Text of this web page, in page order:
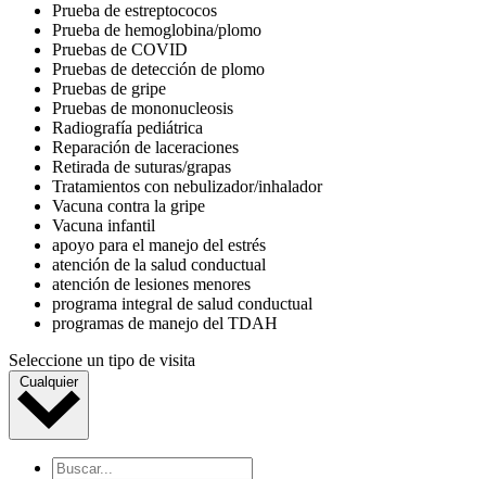
Prueba de estreptococos
Prueba de hemoglobina/plomo
Pruebas de COVID
Pruebas de detección de plomo
Pruebas de gripe
Pruebas de mononucleosis
Radiografía pediátrica
Reparación de laceraciones
Retirada de suturas/grapas
Tratamientos con nebulizador/inhalador
Vacuna contra la gripe
Vacuna infantil
apoyo para el manejo del estrés
atención de la salud conductual
atención de lesiones menores
programa integral de salud conductual
programas de manejo del TDAH
Seleccione un tipo de visita
Cualquier